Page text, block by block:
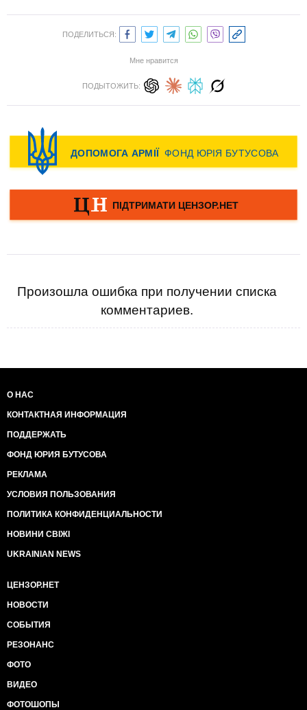
ПОДЕЛИТЬСЯ:
Мне нравится
ПОДЫТОЖИТЬ:
Произошла ошибка при получении списка
комментариев.
О НАС
КОНТАКТНАЯ ИНФОРМАЦИЯ
ПОДДЕРЖАТЬ
ФОНД ЮРИЯ БУТУСОВА
РЕКЛАМА
УСЛОВИЯ ПОЛЬЗОВАНИЯ
ПОЛИТИКА КОНФИДЕНЦИАЛЬНОСТИ
НОВИНИ СВІЖІ
UKRAINIAN NEWS
ЦЕНЗОР.НЕТ
НОВОСТИ
СОБЫТИЯ
РЕЗОНАНС
ФОТО
ВИДЕО
ФОТОШОПЫ